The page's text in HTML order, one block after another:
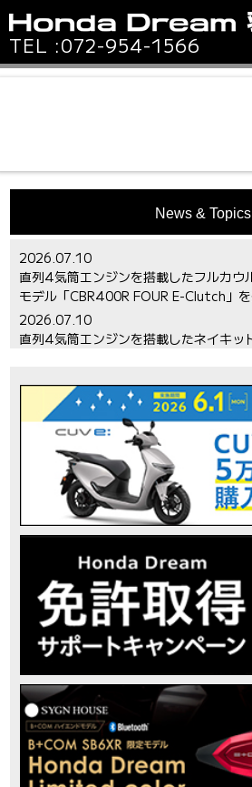
TEL :072-954-1566
News & Topics